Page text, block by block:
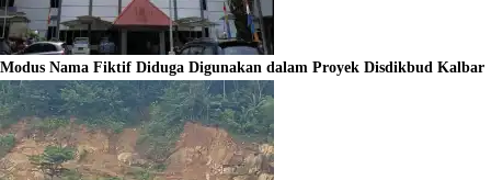
Modus Nama Fiktif Diduga Digunakan dalam Proyek Disdikbud Kalbar